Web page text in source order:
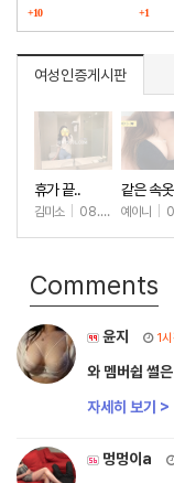
구매했습니다
+10
다
+1
여성인증게시판
휴가 끝..
김미소 08.07 +5
같은 속
예이니
Comments
윤지 1
와 멤버쉽 썰
자세히 보기 >
멍멍이a